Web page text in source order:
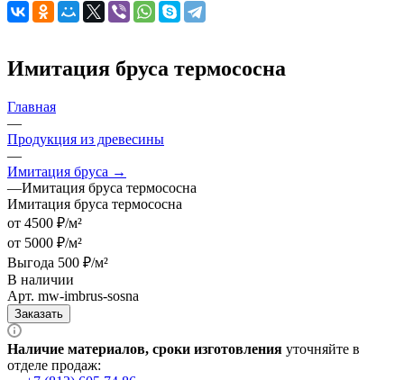
Имитация бруса термососна
Главная
—
Продукция из древесины
—
Имитация бруса →
—Имитация бруса термососна
Имитация бруса термососна
от 4500 ₽/м²
от 5000 ₽/м²
Выгода 500 ₽/м²
В наличии
Арт. mw-imbrus-sosna
Заказать
Наличие материалов, сроки изготовления уточняйте в
отделе продаж: